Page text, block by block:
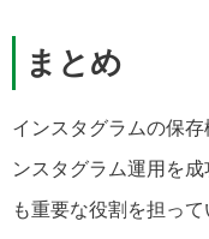
まとめ
インスタグラムの保
ンスタグラム運用を
も重要な役割を担っ